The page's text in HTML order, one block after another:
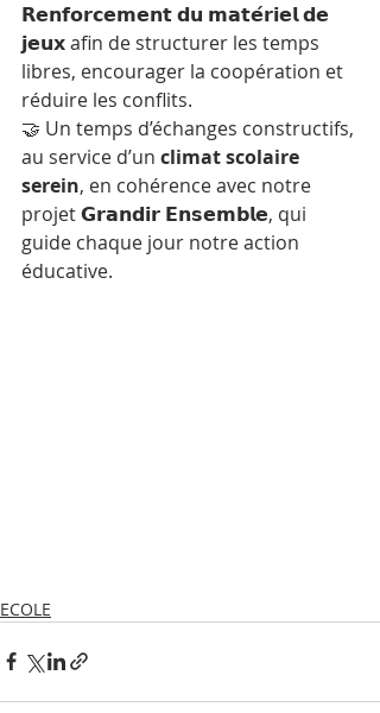
𝗥𝗲𝗻𝗳𝗼𝗿𝗰𝗲𝗺𝗲𝗻𝘁 𝗱𝘂 𝗺𝗮𝘁𝗲́𝗿𝗶𝗲𝗹 𝗱𝗲
𝗷𝗲𝘂𝘅 afin de structurer les temps
libres, encourager la coopération et
réduire les conflits.
🤝 Un temps d’échanges constructifs,
au service d’un climat scolaire
serein, en cohérence avec notre
projet 𝗚𝗿𝗮𝗻𝗱𝗶𝗿 𝗘𝗻𝘀𝗲𝗺𝗯𝗹𝗲, qui
guide chaque jour notre action
éducative.
ECOLE